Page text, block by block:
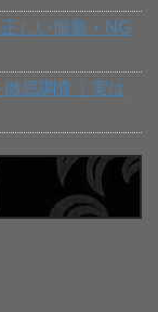
しい服装・NG
底調査｜実は